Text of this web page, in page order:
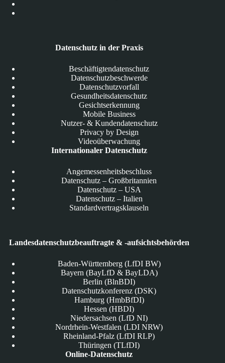
Datenschutz in der Praxis
Beschäftigtendatenschutz
Datenschutzbeschwerde
Datenschutzvorfall
Gesundheitsdatenschutz
Gesichtserkennung
Mobile Business
Nutzer- & Kundendatenschutz
Privacy by Design
Videoüberwachung
Internationaler Datenschutz
Angemessenheitsbeschluss
Datenschutz – Großbritannien
Datenschutz – USA
Datenschutz – Italien
Standardvertragsklauseln
Landesdatenschutzbeauftragte & -aufsichtsbehörden
Baden-Württemberg (LfDI BW)
Bayern (BayLfD & BayLDA)
Berlin (BlnBDI)
Datenschutzkonferenz (DSK)
Hamburg (HmbBfDI)
Hessen (HBDI)
Niedersachsen (LfD NI)
Nordrhein-Westfalen (LDI NRW)
Rheinland-Pfalz (LfDI RLP)
Thüringen (TLfDI)
Online-Datenschutz